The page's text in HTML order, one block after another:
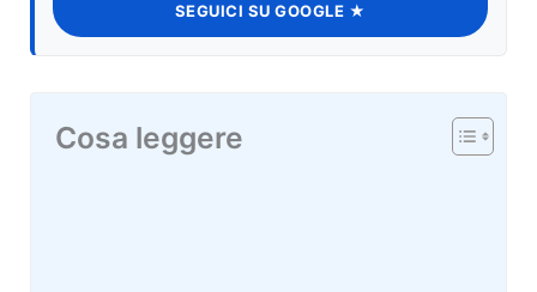
SEGUICI SU GOOGLE ★
Cosa leggere